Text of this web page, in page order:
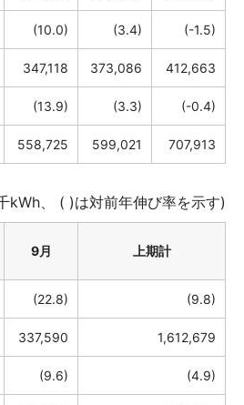
(10.0) (3.4) (-1.5)
347,118 373,086 412,663
(13.9) (3.3) (-0.4)
558,725 599,021 707,913
kWh、 ( )は対前年伸び率を示す)
9月 上期計
(22.8) (9.8)
337,590 1,612,679
(9.6) (4.9)